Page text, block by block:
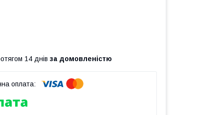
14 днів за домовленістю